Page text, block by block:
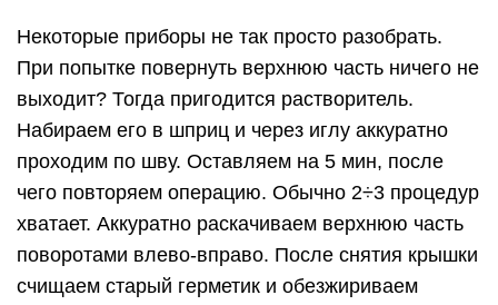
Некоторые приборы не так просто разобрать.
При попытке повернуть верхнюю часть ничего не
выходит? Тогда пригодится растворитель.
Набираем его в шприц и через иглу аккуратно
проходим по шву. Оставляем на 5 мин, после
чего повторяем операцию. Обычно 2÷3 процедур
хватает. Аккуратно раскачиваем верхнюю часть
поворотами влево-вправо. После снятия крышки
счищаем старый герметик и обезжириваем